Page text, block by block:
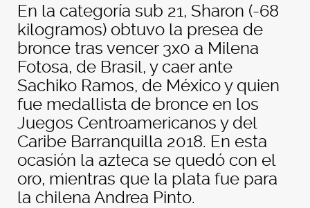
En la categoría sub 21, Sharon (-68
kilogramos) obtuvo la presea de
bronce tras vencer 3x0 a Milena
Fotosa, de Brasil, y caer ante
Sachiko Ramos, de México y quien
fue medallista de bronce en los
Juegos Centroamericanos y del
Caribe Barranquilla 2018. En esta
ocasión la azteca se quedó con el
oro, mientras que la plata fue para
la chilena Andrea Pinto.